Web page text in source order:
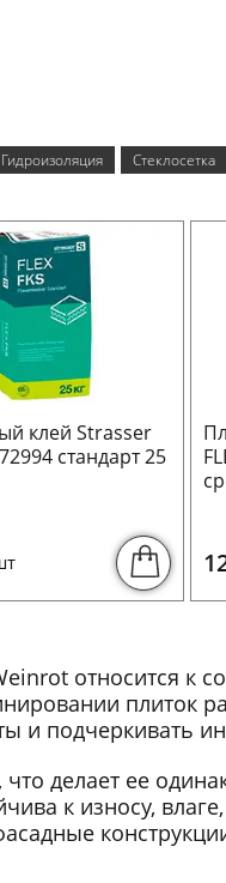
Гидроизоляция Стеклосетка
клей Strasser
72994 стандарт 25
относится к
плиток
и подчеркивать
делает ее
к износу,